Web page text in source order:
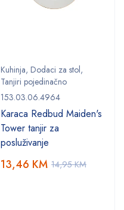
Kuhinja, Dodaci za stol,
Tanjiri pojedinačno
153.03.06.4964
Karaca Redbud Maiden's
Tower tanjir za
posluživanje
14,95KM
13,46 KM